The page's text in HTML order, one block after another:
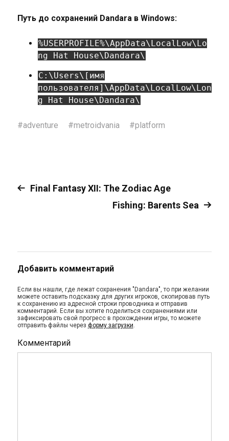
Путь до сохранений Dandara в Windows:
%USERPROFILE%\AppData\LocalLow\Lo
ng Hat House\Dandara\
C:\Users\[имя
пользователя]\AppData\LocalLow\Lon
g Hat House\Dandara\
#adventure #metroidvania #platform
Final Fantasy XII: The Zodiac Age
Fishing: Barents Sea
Добавить комментарий
Если вы нашли, где лежат сохранения "Dandara", то при желании
можете оставить подсказку для других игроков, скопировав путь
к сохранению из адресной строки проводника и отправив
комментарий. Если вы хотите поделиться сохранениями или
зафиксировать свой прогресс в прохождении игры, то можете
отправить файлы через форму загрузки.
Комментарий